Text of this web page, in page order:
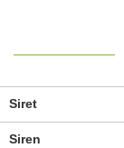
Siret
Siren